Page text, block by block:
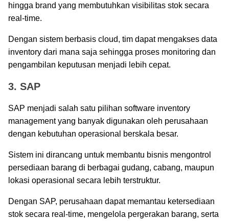
hingga brand yang membutuhkan visibilitas stok secara
real-time.
Dengan sistem berbasis cloud, tim dapat mengakses data
inventory dari mana saja sehingga proses monitoring dan
pengambilan keputusan menjadi lebih cepat.
3. SAP
SAP menjadi salah satu pilihan software inventory
management yang banyak digunakan oleh perusahaan
dengan kebutuhan operasional berskala besar.
Sistem ini dirancang untuk membantu bisnis mengontrol
persediaan barang di berbagai gudang, cabang, maupun
lokasi operasional secara lebih terstruktur.
Dengan SAP, perusahaan dapat memantau ketersediaan
stok secara real-time, mengelola pergerakan barang, serta